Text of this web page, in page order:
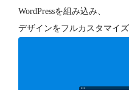
WordPressを組み込み、
デザインをフルカスタマイズ